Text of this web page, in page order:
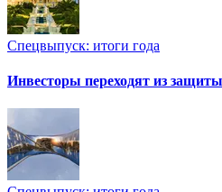
Спецвыпуск: итоги года
Инвесторы переходят из